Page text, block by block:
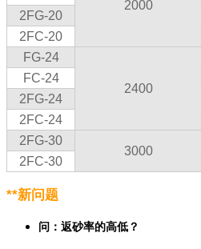
2000
2FG-20
2FC-20
FG-24
2400
FC-24
2FG-24
2FC-24
2FG-30
3000
2FC-30
**新问题
问：返砂率的高低？